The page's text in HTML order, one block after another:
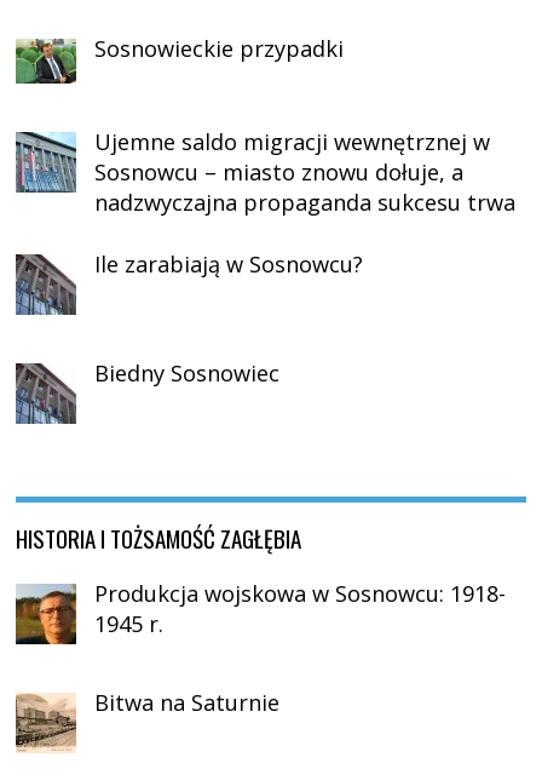
Sosnowieckie przypadki
Ujemne saldo migracji wewnętrznej w
Sosnowcu – miasto znowu dołuje, a
nadzwyczajna propaganda sukcesu trwa
Ile zarabiają w Sosnowcu?
Biedny Sosnowiec
HISTORIA I TOŻSAMOŚĆ ZAGŁĘBIA
Produkcja wojskowa w Sosnowcu: 1918-
1945 r.
Bitwa na Saturnie